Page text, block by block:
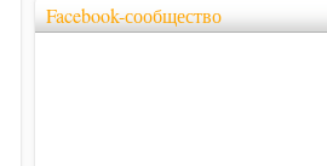
Facebook-сообщество